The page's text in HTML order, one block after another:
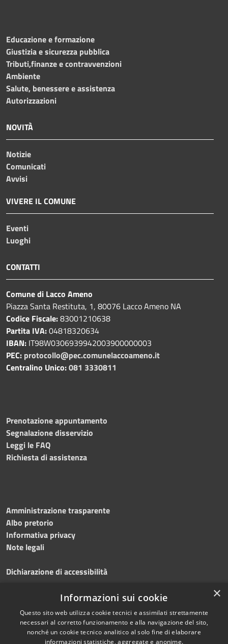
Educazione e formazione
Giustizia e sicurezza pubblica
Tributi,finanze e contravvenzioni
Ambiente
Salute, benessere e assistenza
Autorizzazioni
NOVITÀ
Notizie
Comunicati
Avvisi
VIVERE IL COMUNE
Eventi
Luoghi
CONTATTI
Comune di Lacco Ameno
Piazza Santa Restituta, 1, 80076 Lacco Ameno NA
Codice Fiscale:83001210638
Partita IVA:04818320634
IBAN: IT98W0306939942003900000003
PEC: protocollo@pec.comunelaccoameno.it
Centralino Unico:081 3330811
Prenotazione appuntamento
Segnalazione disservizio
Leggi le FAQ
Richiesta di assistenza
Amministrazione trasparente
Albo pretorio
Informativa privacy
Note legali
Dichiarazione di accessibilità
Obiettivi accessibilità 2026
×
Informazioni sui cookie
Questo sito web utilizza cookie tecnici e assimilati strettamente
necessari al corretto funzionamento e alla navigazione del sito,
nonché un cookie tecnico analitico al solo fine di elaborare
informazioni statistiche, aggregate e anonime.